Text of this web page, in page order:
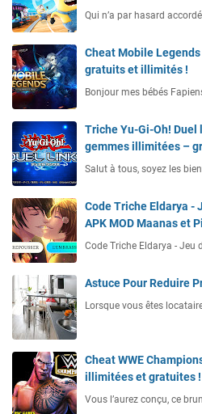
Qui n’a par hasard
Cheat Mobile
gratuits et illimités !
Bonjour mes bébés
Triche Yu-Gi-Oh! Duel
gemmes illimitées –
Salut à tous, soyez les
Code Triche Eldarya -
APK MOD Maanas et
Code Triche Eldarya - Jeu
Astuce Pour Reduire
Lorsque vous êtes
Cheat WWE
illimitées et gratuites !
Vous l’aurez conçu, ce